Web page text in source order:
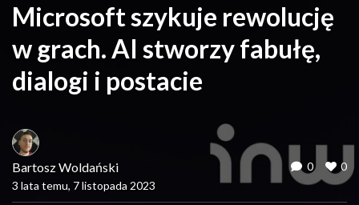
Microsoft szykuje rewolucję
w grach. AI stworzy fabułę,
dialogi i postacie
Bartosz Woldański
3 lata temu, 7 listopada 2023
0 0